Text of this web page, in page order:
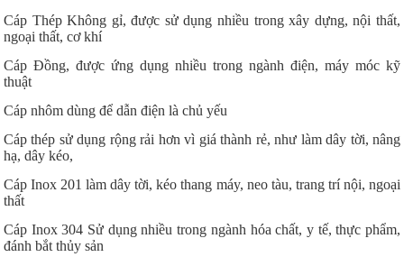
Cáp Thép Không gỉ, được sử dụng nhiều trong xây dựng, nội thất,
ngoại thất, cơ khí
Cáp Đồng, được ứng dụng nhiều trong ngành điện, máy móc kỹ
thuật
Cáp nhôm dùng để dẫn điện là chủ yếu
Cáp thép sử dụng rộng rải hơn vì giá thành rẻ, như làm dây tời, nâng
hạ, dây kéo,
Cáp Inox 201 làm dây tời, kéo thang máy, neo tàu, trang trí nội, ngoại
thất
Cáp Inox 304 Sử dụng nhiều trong ngành hóa chất, y tế, thực phẩm,
đánh bắt thủy sản